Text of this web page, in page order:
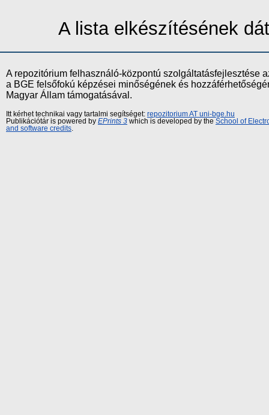
A lista elkészítésének
A repozitórium felhasználó-központú szolgáltatásfejlesztése
a BGE felsőfokú képzései minőségének és
Magyar Állam támogatásával.
Itt kérhet technikai vagy tartalmi segítséget: repozitorium AT uni-bge.hu
Publikációtár is powered by EPrints 3 which is developed by the School of
and software credits